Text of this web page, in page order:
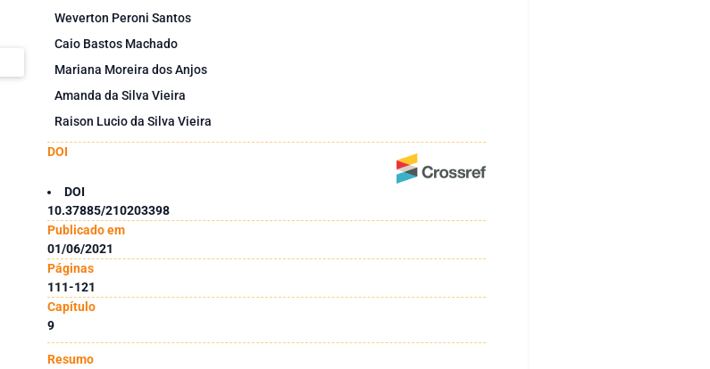
Weverton Peroni Santos
Caio Bastos Machado
Mariana Moreira dos Anjos
Amanda da Silva Vieira
Raison Lucio da Silva Vieira
DOI
DOI
10.37885/210203398
Publicado em
01/06/2021
Páginas
111-121
Capítulo
9
Resumo